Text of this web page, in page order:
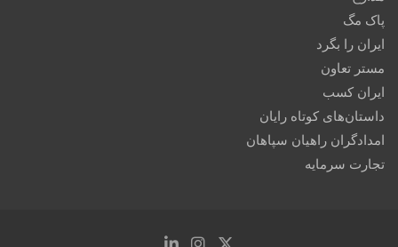
پاک مگ
ایران را بگرد
مستر تعاون
ایران کسب
داستان‌های کوتاه رایان
امدادگران راهیان سپاهان
تجارت سرمایه